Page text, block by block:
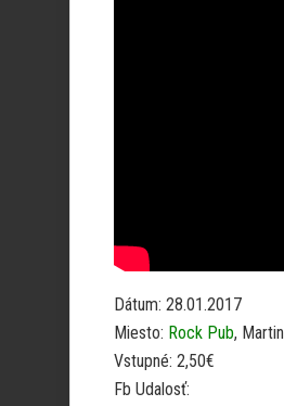
Dátum: 28.01.2017
Miesto: Rock Pub, Martin
Vstupné: 2,50€
Fb Udalosť: